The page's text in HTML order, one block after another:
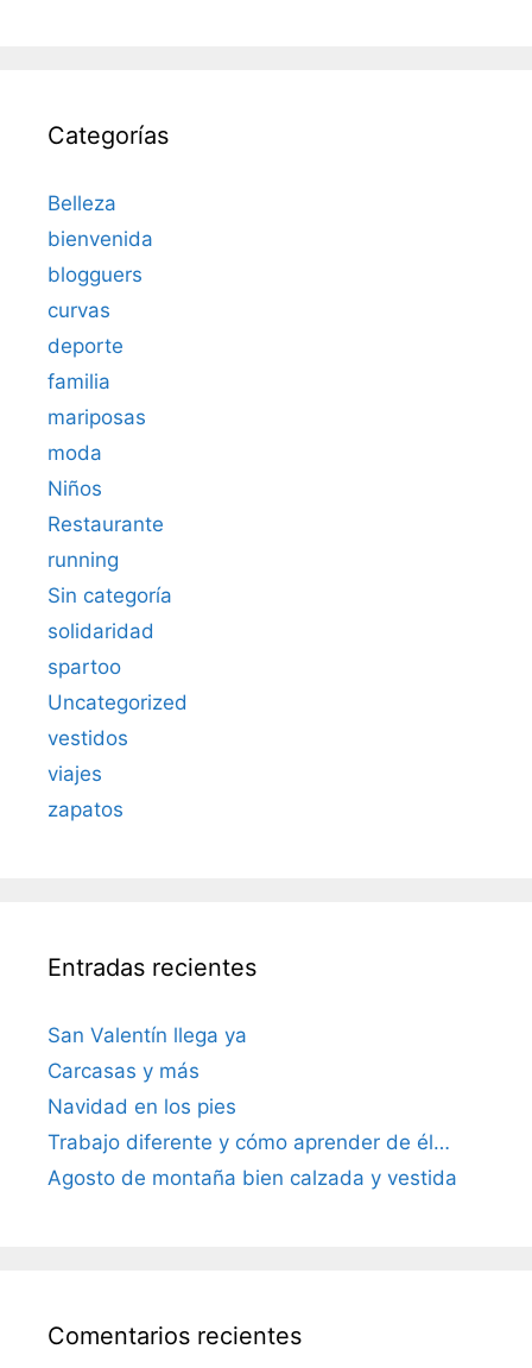
Categorías
Belleza
bienvenida
blogguers
curvas
deporte
familia
mariposas
moda
Niños
Restaurante
running
Sin categoría
solidaridad
spartoo
Uncategorized
vestidos
viajes
zapatos
Entradas recientes
San Valentín llega ya
Carcasas y más
Navidad en los pies
Trabajo diferente y cómo aprender de él…
Agosto de montaña bien calzada y vestida
Comentarios recientes